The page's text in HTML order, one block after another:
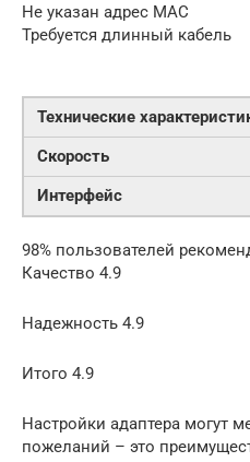
Не указан адрес MAC
Требуется длинный кабель
Технические
Скорость
Интерфейс
98% пользователей
Качество 4.9
Надежность 4.9
Итого 4.9
Настройки адаптера могут
пожеланий – это